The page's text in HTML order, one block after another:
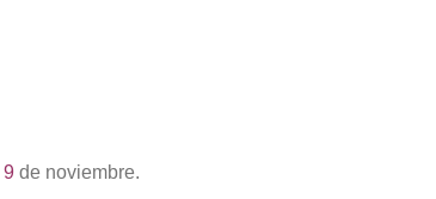
9 de noviembre.